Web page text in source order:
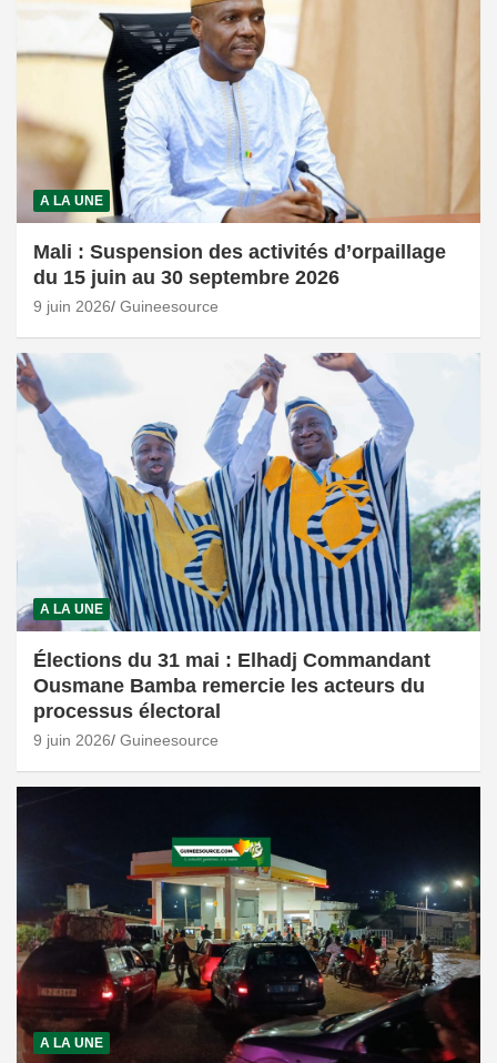
A LA UNE
Mali : Suspension des activités d’orpaillage
du 15 juin au 30 septembre 2026
9 juin 2026 Guineesource
A LA UNE
Élections du 31 mai : Elhadj Commandant
Ousmane Bamba remercie les acteurs du
processus électoral
9 juin 2026 Guineesource
A LA UNE